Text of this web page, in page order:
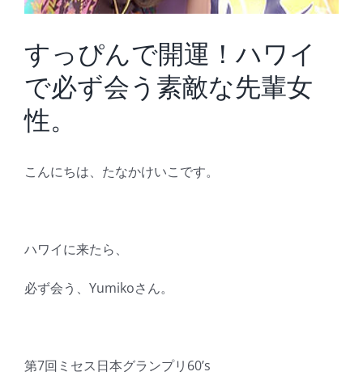
すっぴんで開運！ハワイ
で必ず会う素敵な先輩女
性。
こんにちは、たなかけいこです。
ハワイに来たら、
必ず会う、Yumikoさん。
第7回ミセス日本グランプリ60’s